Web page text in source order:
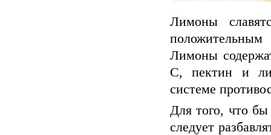
Лимоны
Лимоны
С, пектин и
системе
Для того, что
следует